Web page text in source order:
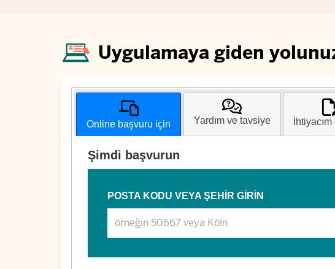
Uygulamaya giden
Online başvuru için Yardım ve tavsiye
Şimdi başvurun
POSTA KODU VEYA ŞEHIR GIRIN